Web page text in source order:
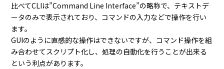
比べてCLIは”Command Line Interface”の略称で、テキストデ
ータのみで表示されており、コマンドの入力などで操作を行い
ます。
GUIのように直感的な操作はできないですが、コマンド操作を組
み合わせてスクリプト化し、処理の自動化を行うことが出来る
という利点があります。